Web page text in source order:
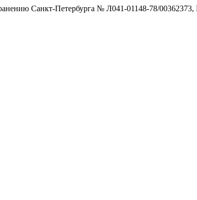
Санкт-Петербурга № Л041-01148-78/